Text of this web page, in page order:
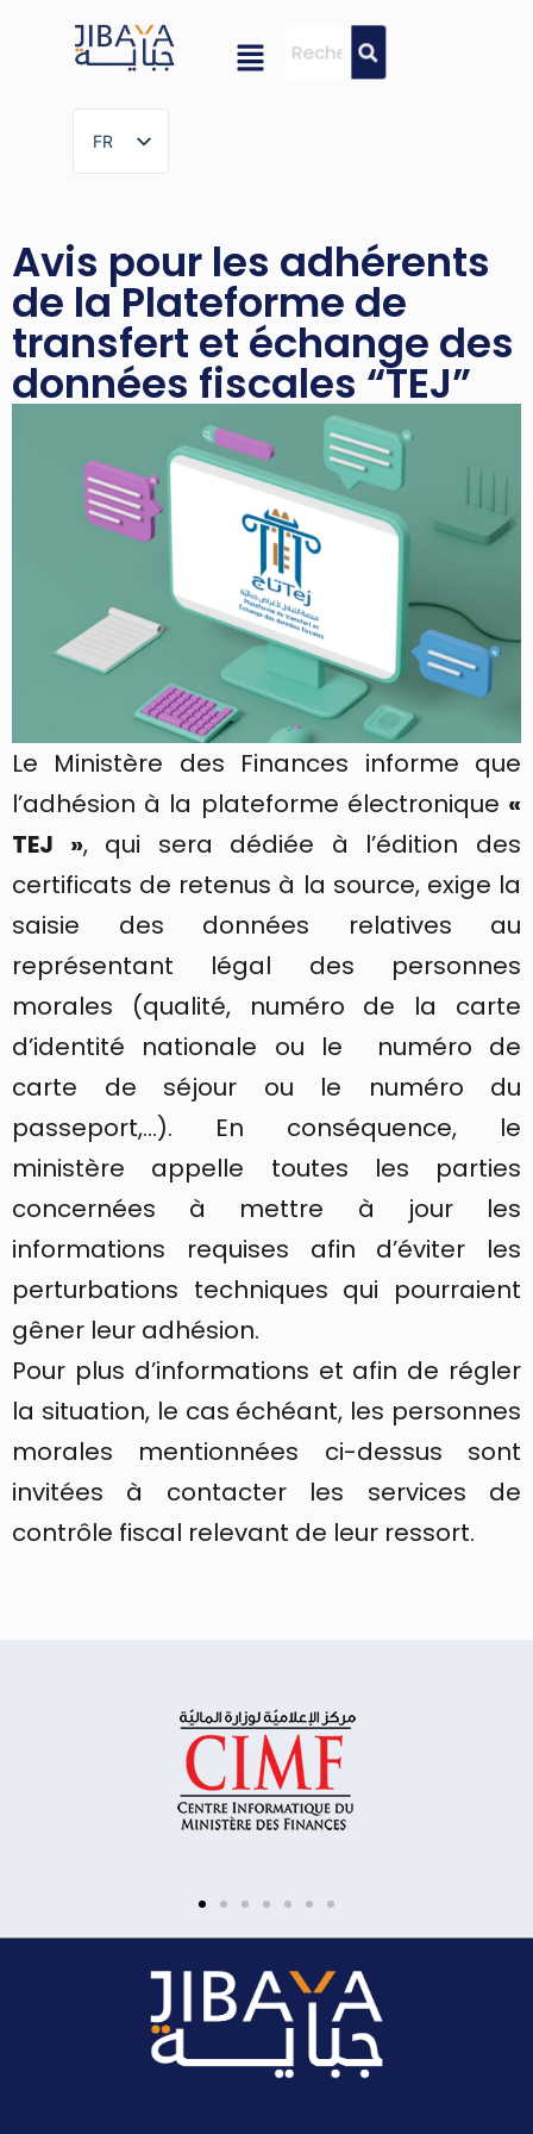
FR
FR
Avis pour les adhérents
de la Plateforme de
transfert et échange des
données fiscales “TEJ”
Le Ministère des Finances informe que
l’adhésion à la plateforme électronique «
TEJ », qui sera dédiée à l’édition des
certificats de retenus à la source, exige la
saisie des données relatives au
représentant légal des personnes
morales (qualité, numéro de la carte
d’identité nationale ou le numéro de
carte de séjour ou le numéro du
passeport,…). En conséquence, le
ministère appelle toutes les parties
concernées à mettre à jour les
informations requises afin d’éviter les
perturbations techniques qui pourraient
gêner leur adhésion.
Pour plus d’informations et afin de régler
la situation, le cas échéant, les personnes
morales mentionnées ci-dessus sont
invitées à contacter les services de
contrôle fiscal relevant de leur ressort.